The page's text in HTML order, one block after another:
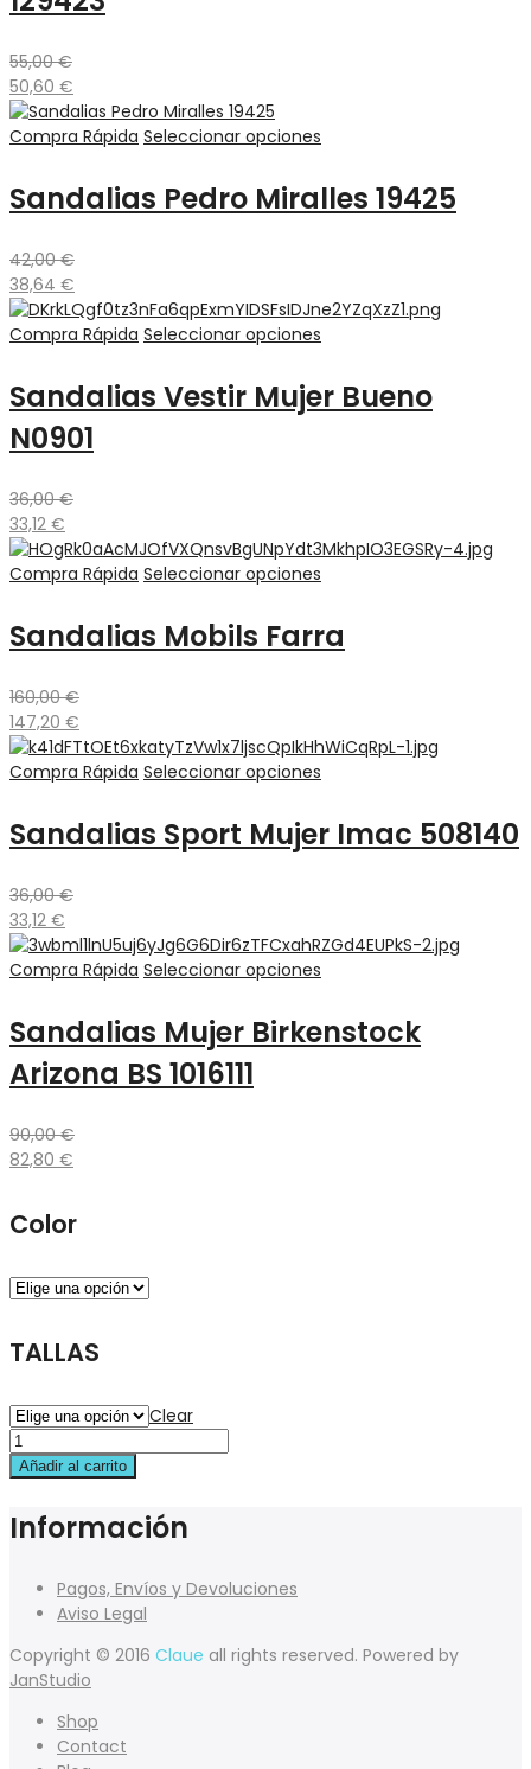
55,00€
50,60 €
Compra Rápida Seleccionar opciones
Sandalias Pedro Miralles 19425
42,00€
38,64 €
Compra Rápida Seleccionar opciones
Sandalias Vestir Mujer Bueno
N0901
36,00€
33,12 €
Compra Rápida Seleccionar opciones
Sandalias Mobils Farra
160,00€
147,20 €
Compra Rápida Seleccionar opciones
Sandalias Sport Mujer Imac 508140
36,00€
33,12 €
Compra Rápida Seleccionar opciones
Sandalias Mujer Birkenstock
Arizona BS 1016111
90,00€
82,80 €
Color
TALLAS
Clear
Añadir al carrito
Información
Pagos, Envíos y Devoluciones
Aviso Legal
Copyright © 2016 Claue all rights reserved. Powered by
JanStudio
Shop
Contact